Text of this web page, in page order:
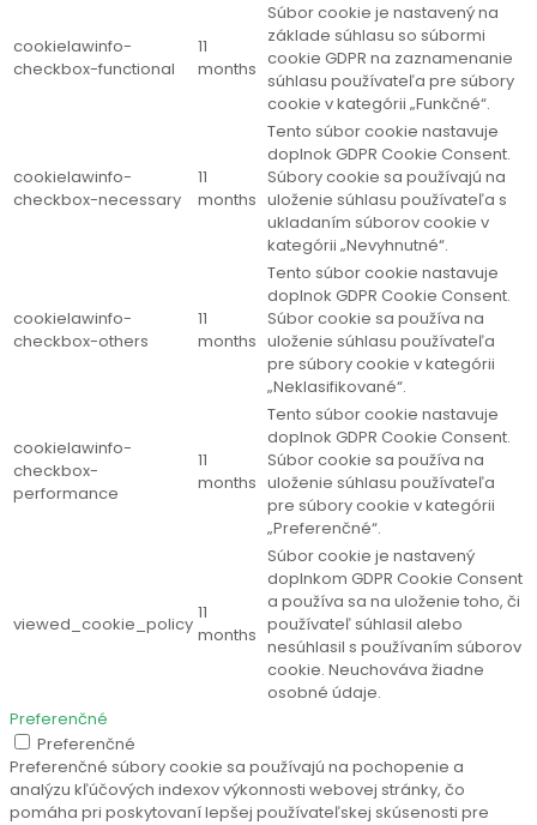
cookielawinfo-
checkbox-functional
11
months
Súbor cookie je nastavený na
základe súhlasu so súbormi
cookie GDPR na zaznamenanie
súhlasu používateľa pre súbory
cookie v kategórii „Funkčné“.
cookielawinfo-
checkbox-necessary
11
months
Tento súbor cookie nastavuje
doplnok GDPR Cookie Consent.
Súbory cookie sa používajú na
uloženie súhlasu používateľa s
ukladaním súborov cookie v
kategórii „Nevyhnutné“.
cookielawinfo-
checkbox-others
11
months
Tento súbor cookie nastavuje
doplnok GDPR Cookie Consent.
Súbor cookie sa používa na
uloženie súhlasu používateľa
pre súbory cookie v kategórii
„Neklasifikované“.
cookielawinfo-
checkbox-
performance
11
months
Tento súbor cookie nastavuje
doplnok GDPR Cookie Consent.
Súbor cookie sa používa na
uloženie súhlasu používateľa
pre súbory cookie v kategórii
„Preferenčné“.
viewed_cookie_policy
11
months
Súbor cookie je nastavený
doplnkom GDPR Cookie Consent
a používa sa na uloženie toho, či
používateľ súhlasil alebo
nesúhlasil s používaním súborov
cookie. Neuchováva žiadne
osobné údaje.
Preferenčné
Preferenčné
Preferenčné súbory cookie sa používajú na pochopenie a
analýzu kľúčových indexov výkonnosti webovej stránky, čo
pomáha pri poskytovaní lepšej používateľskej skúsenosti pre